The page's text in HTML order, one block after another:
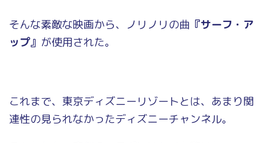
そんな素敵な映画から、ノリノリの曲 『サーフ・ア
ップ』 が使用された。
これまで、東京ディズニーリゾートとは、あまり関
連性の見られなかったディズニーチャンネル。